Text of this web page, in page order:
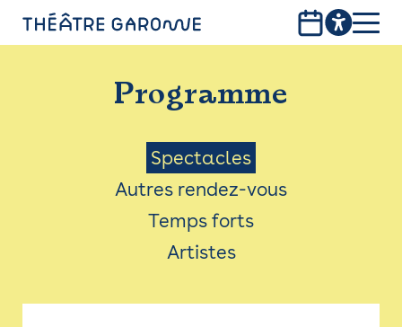
PROGRAMME
INFOS PRATIQUES
AVEC LES PUBLICS
ACCESSIBILITÉ
LES PRODUCTIONS
Programme
Menu
Saison
Spectacles
Autres rendez-vous
Temps forts
Artistes